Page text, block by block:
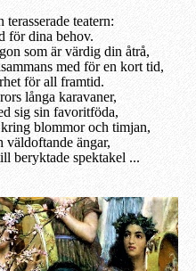
terasserade teatern:
för dina behov.
som är värdig din åtrå,
med för en kort tid,
för all framtid.
långa karavaner,
sig sin favoritföda,
blommor och timjan,
väldoftande ängar,
beryktade spektakel ...